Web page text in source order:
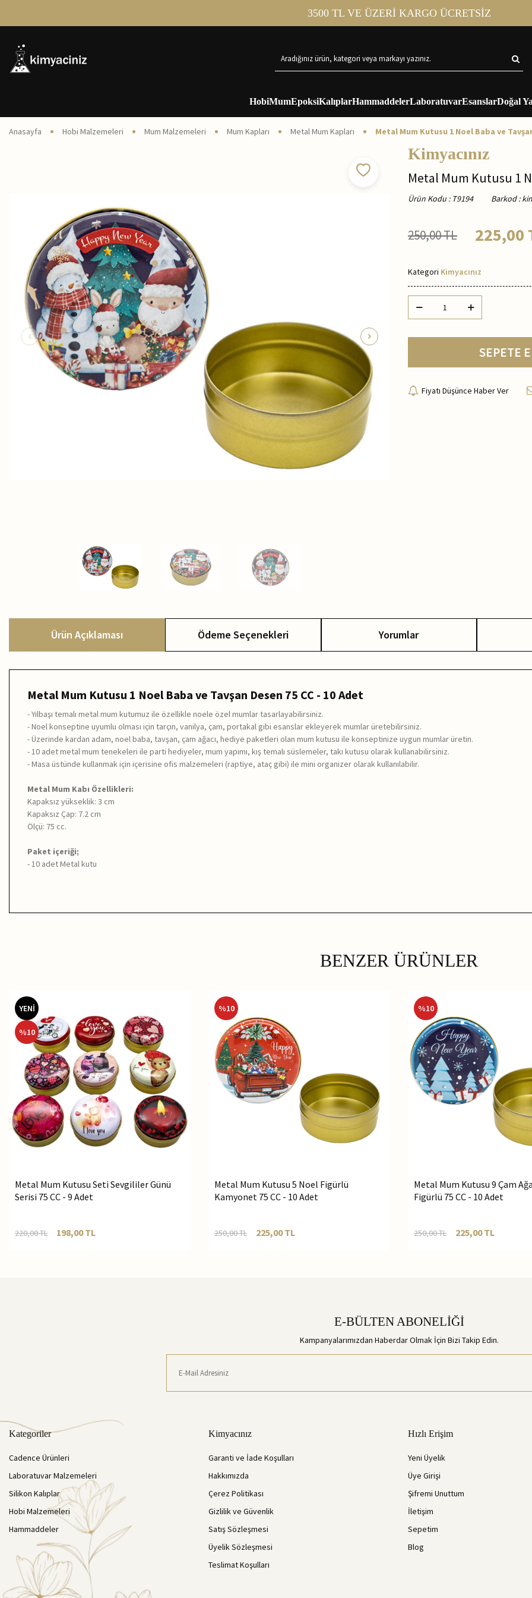
3500 TL VE ÜZERİ KARGO ÜCRETSİZ
HobiMumEpoksiKalıplarHammaddelerLaboratuvarEsanslarDoğal
Anasayfa Hobi Malzemeleri Mum Malzemeleri Mum Kapları Metal Mum Kapları Metal Mum Kutusu 1 Noel Baba ve
Kimyacınız
Metal Mum Kutusu 1
Ürün Kodu : T9194 Barkod :
250,00TL 225,00
Kategori Kimyacınız
SEPETE
Fiyatı Düşünce Haber Ver
Ürün Açıklaması Ödeme Seçenekleri Yorumlar
Metal Mum Kutusu 1 Noel Baba ve Tavşan Desen 75 CC - 10 Adet
- Yılbaşı temalı metal mum kutumuz ile özellikle noele özel mumlar tasarlayabilirsiniz.
- Noel konseptine uyumlu olması için tarçın, vanilya, çam, portakal gibi esanslar ekleyerek mumlar üretebilirsiniz.
- Üzerinde kardan adam, noel baba, tavşan, çam ağacı, hediye paketleri olan mum kutusu ile konseptinize uygun mumlar üretin.
- 10 adet metal mum tenekeleri ile parti hediyeler, mum yapımı, kış temalı süslemeler, takı kutusu olarak kullanabilirsiniz.
- Masa üstünde kullanmak için içerisine ofis malzemeleri (raptiye, ataç gibi) ile mini organizer olarak kullanılabilir.
Metal Mum Kabı Özellikleri:
Kapaksız yükseklik: 3 cm
Kapaksız Çap: 7.2 cm
Ölçü: 75 cc.
Paket içeriği;
- 10 adet Metal kutu
BENZER ÜRÜNLER
YENİ
%10
Metal Mum Kutusu Seti Sevgililer Günü
Serisi 75 CC - 9 Adet
220,00TL 198,00TL
%10
Metal Mum Kutusu 5 Noel Figürlü
Kamyonet 75 CC - 10 Adet
250,00TL 225,00TL
%10
Metal Mum Kutusu 9 Çam
Figürlü 75 CC - 10 Adet
250,00TL 225,00TL
E-BÜLTEN ABONELİĞİ
Kampanyalarımızdan Haberdar Olmak İçin Bizi Takip Edin.
Kategoriler
Cadence Ürünleri
Laboratuvar Malzemeleri
Silikon Kalıplar
Hobi Malzemeleri
Hammaddeler
Kimyacınız
Garanti ve İade Koşulları
Hakkımızda
Çerez Politikası
Gizlilik ve Güvenlik
Satış Sözleşmesi
Üyelik Sözleşmesi
Teslimat Koşulları
Hızlı Erişim
Yeni Üyelik
Üye Girişi
Şifremi Unuttum
İletişim
Sepetim
Blog